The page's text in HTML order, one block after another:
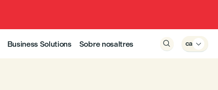
Business Solutions Sobre nosaltres  ca 